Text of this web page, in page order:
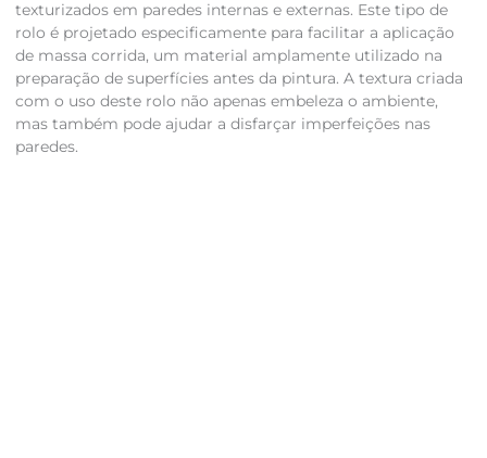
texturizados em paredes internas e externas. Este tipo de
rolo é projetado especificamente para facilitar a aplicação
de massa corrida, um material amplamente utilizado na
preparação de superfícies antes da pintura. A textura criada
com o uso deste rolo não apenas embeleza o ambiente,
mas também pode ajudar a disfarçar imperfeições nas
paredes.